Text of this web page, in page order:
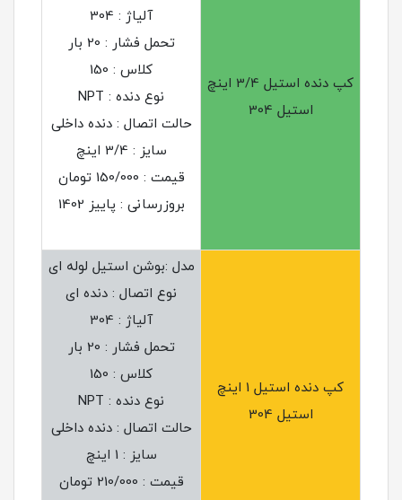
کپ دنده استیل 3/4 اینچ
استیل 304
آلیاژ : 304
تحمل فشار : 20 بار
کلاس : 150
نوع دنده : NPT
حالت اتصال : دنده داخلی
سایز : 3/4 اینچ
قیمت : 150/000 تومان
بروزرسانی : پاییز 1402
کپ دنده استیل 1 اینچ
استیل 304
مدل :بوشن استیل لوله ای
نوع اتصال : دنده ای
آلیاژ : 304
تحمل فشار : 20 بار
کلاس : 150
نوع دنده : NPT
حالت اتصال : دنده داخلی
سایز : 1 اینچ
قیمت : 210/000 تومان